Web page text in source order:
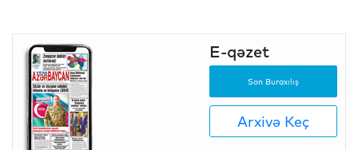
E-qəzet
Son Buraxılış
Arxivə Keç